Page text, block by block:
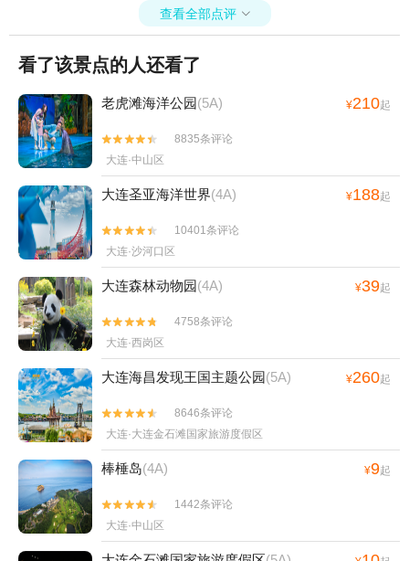
查看全部点评 
看了该景点的人还看了
老虎滩海洋公园 (5A) ¥210起


8835条评论
大连·中山区
大连圣亚海洋世界(4A) ¥188起


10401条评论
大连·沙河口区
大连森林动物园 (4A) ¥39起


4758条评论
大连·西岗区
大连海昌发现王国主题公园 (5A) ¥260起


8646条评论
大连·大连金石滩国家旅游度假区
棒棰岛(4A) ¥9起


1442条评论
大连·中山区